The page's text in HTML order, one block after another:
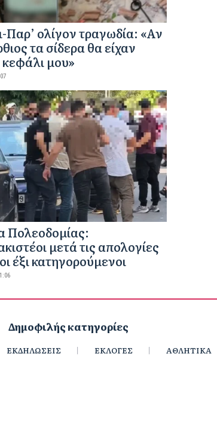
ολίγον τραγωδία: «Αν
τα σίδερα θα είχαν
κεφάλι μου»
Πολεοδομίας:
μετά τις απολογίες
έξι κατηγορούμενοι
Δημοφιλής κατηγορίες
ΕΚΔΗΛΩΣΕΙΣ ΕΚΛΟΓΕΣ ΑΘΛΗΤΙΚΑ